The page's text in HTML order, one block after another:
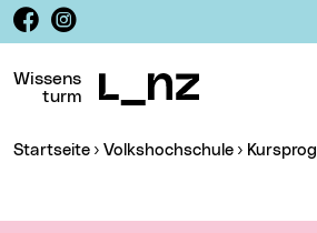
Zur Navigation
Zum Inhalt
Zur Suche
Facebook
Instagram
Wissens
turm
Sie sind hier:
Startseite Volkshochschule